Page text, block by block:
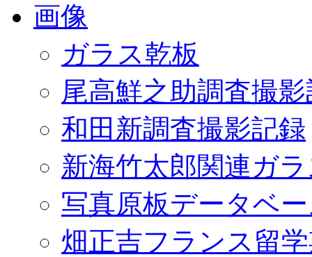
画像
ガラス乾板
尾高鮮之助調査撮
和田新調査撮影記録
新海竹太郎関連ガ
写真原板データベ
畑正吉フランス留